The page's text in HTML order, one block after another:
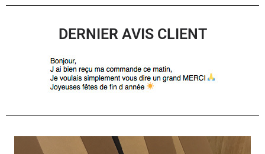
DERNIER AVIS CLIENT